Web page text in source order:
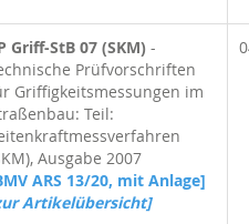
Griff-StB 07 (SKM) -
Prüfvorschriften
Griffigkeitsmessungen im
Teil:
Ausgabe 2007
ARS 13/20, mit Anlage]
Artikelübersicht]